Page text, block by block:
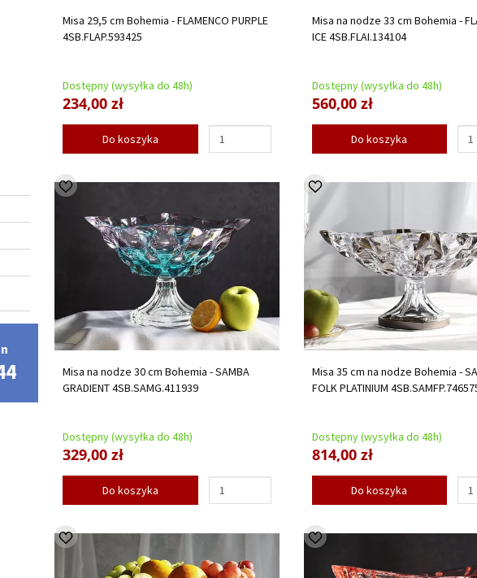
Misa 29,5 cm Bohemia - FLAMENCO PURPLE
4SB.FLAP.593425
Dostępny (wysyłka do 48h)
234,00 zł
Do koszyka
Misa na nodze 33 cm Bohemia -
ICE 4SB.FLAI.134104
Dostępny (wysyłka do 48h)
560,00 zł
Do koszyka
Misa na nodze 30 cm Bohemia - SAMBA
GRADIENT 4SB.SAMG.411939
Dostępny (wysyłka do 48h)
329,00 zł
Do koszyka
Misa 35 cm na nodze Bohemia -
FOLK PLATINIUM
Dostępny (wysyłka do 48h)
814,00 zł
Do koszyka